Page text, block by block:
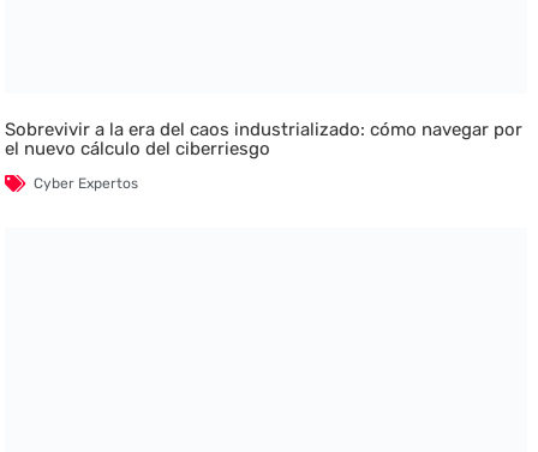
Sobrevivir a la era del caos industrializado: cómo navegar por
el nuevo cálculo del ciberriesgo
Cyber Expertos